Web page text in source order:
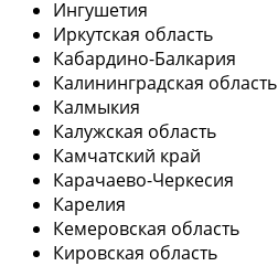
Ингушетия
Иркутская область
Кабардино-Балкария
Калининградская область
Калмыкия
Калужская область
Камчатский край
Карачаево-Черкесия
Карелия
Кемеровская область
Кировская область